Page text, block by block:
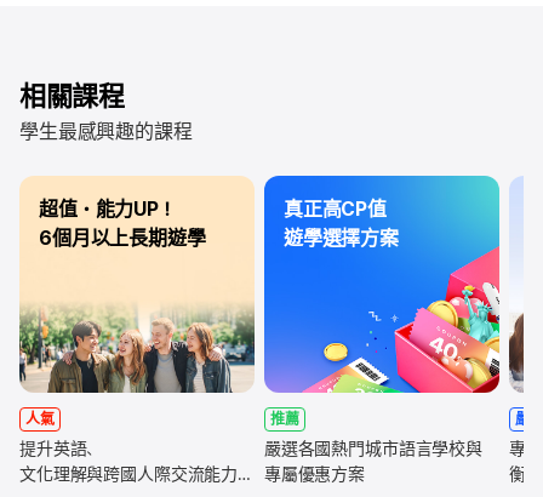
相關課程
學生最感興趣的課程
超值・能力UP！
6個月以上長期遊學
人氣
提升英語、
文化理解與跨國人際交流能力，
真正高CP值
遊學選擇方案
推薦
嚴選各國熱門城市語言學校與
專屬優惠方案
嚴選
專
衡